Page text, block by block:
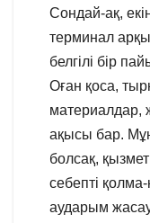
Сондай-ақ,
терминал
белгілі бір
Оған қоса,
материалдар,
ақысы бар.
болсақ,
себепті
аударым